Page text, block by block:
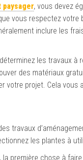
paysager, vous devez
vous respectez
inclure les
les travaux
des matériaux
votre projet. Cela
travaux
les plantes à
la première chose à